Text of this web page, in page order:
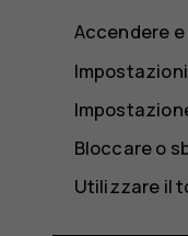
Accendere
Bloccare o
Utilizzare il